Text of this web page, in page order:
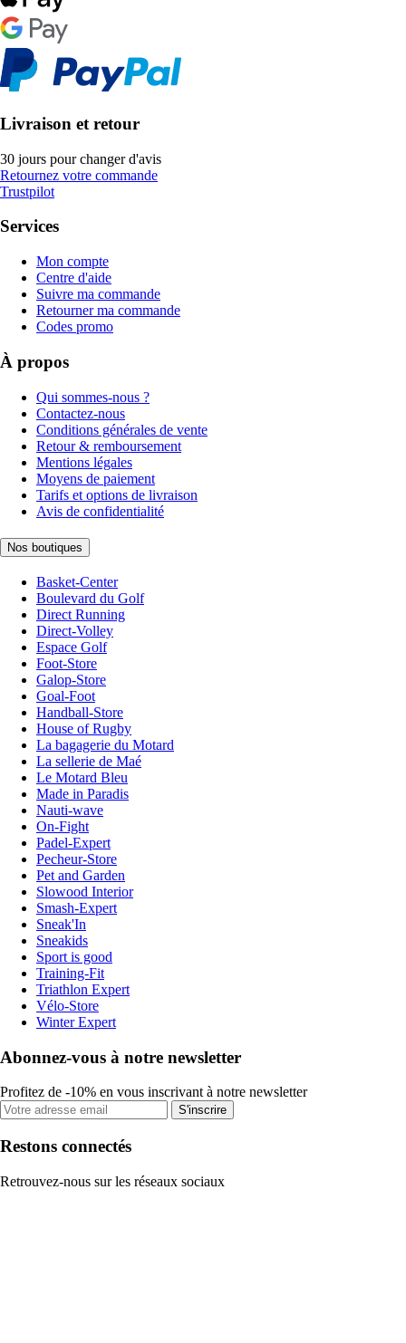
Livraison et retour
30 jours pour changer d'avis
Retournez votre commande
Trustpilot
Services
Mon compte
Centre d'aide
Suivre ma commande
Retourner ma commande
Codes promo
À propos
Qui sommes-nous ?
Contactez-nous
Conditions générales de vente
Retour & remboursement
Mentions légales
Moyens de paiement
Tarifs et options de livraison
Avis de confidentialité
Nos boutiques
Basket-Center
Boulevard du Golf
Direct Running
Direct-Volley
Espace Golf
Foot-Store
Galop-Store
Goal-Foot
Handball-Store
House of Rugby
La bagagerie du Motard
La sellerie de Maé
Le Motard Bleu
Made in Paradis
Nauti-wave
On-Fight
Padel-Expert
Pecheur-Store
Pet and Garden
Slowood Interior
Smash-Expert
Sneak'In
Sneakids
Sport is good
Training-Fit
Triathlon Expert
Vélo-Store
Winter Expert
Abonnez-vous à notre newsletter
Profitez de -10% en vous inscrivant à notre newsletter
S'inscrire
Restons connectés
Retrouvez-nous sur les réseaux sociaux